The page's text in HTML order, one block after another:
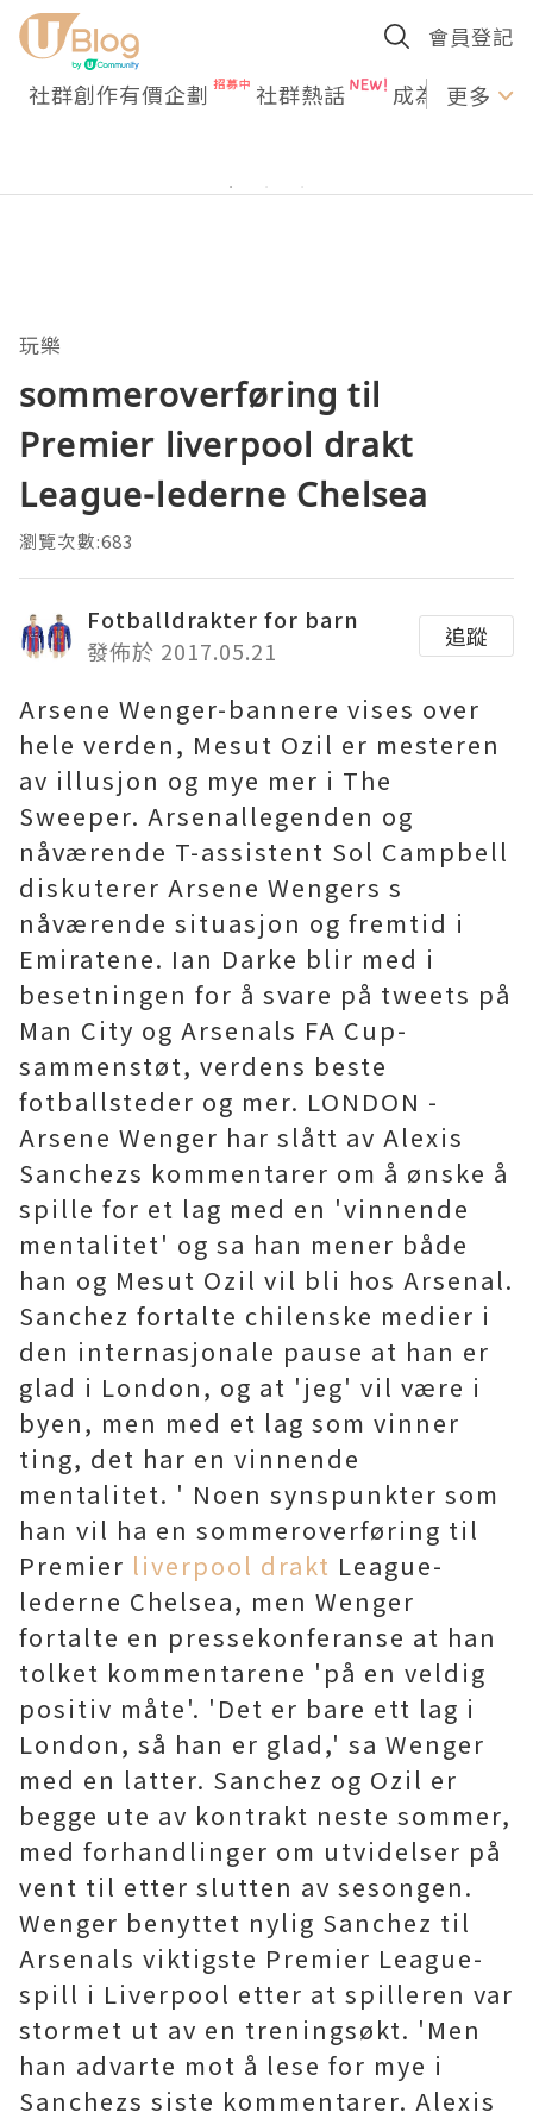
會員登記
社群創作有價企劃 社群熱話 成為U更多
玩樂
sommeroverføring til
Premier liverpool drakt
League-lederne Chelsea
瀏覽次數:683
Fotballdrakter for barn
發佈於 2017.05.21
追蹤
Arsene Wenger-bannere vises over
hele verden, Mesut Ozil er mesteren
av illusjon og mye mer i The
Sweeper. Arsenallegenden og
nåværende T-assistent Sol Campbell
diskuterer Arsene Wengers s
nåværende situasjon og fremtid i
Emiratene. Ian Darke blir med i
besetningen for å svare på tweets på
Man City og Arsenals FA Cup-
sammenstøt, verdens beste
fotballsteder og mer. LONDON -
Arsene Wenger har slått av Alexis
Sanchezs kommentarer om å ønske å
spille for et lag med en 'vinnende
mentalitet' og sa han mener både
han og Mesut Ozil vil bli hos Arsenal.
Sanchez fortalte chilenske medier i
den internasjonale pause at han er
glad i London, og at 'jeg' vil være i
byen, men med et lag som vinner
ting, det har en vinnende
mentalitet. ' Noen synspunkter som
han vil ha en sommeroverføring til
Premier liverpool drakt League-
lederne Chelsea, men Wenger
fortalte en pressekonferanse at han
tolket kommentarene 'på en veldig
positiv måte'. 'Det er bare ett lag i
London, så han er glad,' sa Wenger
med en latter. Sanchez og Ozil er
begge ute av kontrakt neste sommer,
med forhandlinger om utvidelser på
vent til etter slutten av sesongen.
Wenger benyttet nylig Sanchez til
Arsenals viktigste Premier League-
spill i Liverpool etter at spilleren var
stormet ut av en treningsøkt. 'Men
han advarte mot å lese for mye i
Sanchezs siste kommentarer. Alexis